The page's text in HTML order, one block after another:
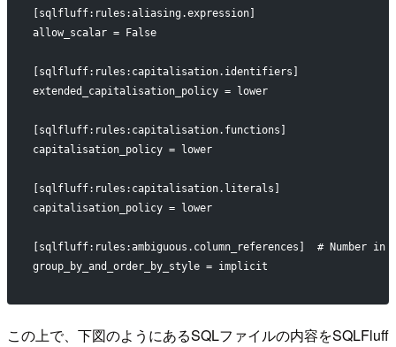
[sqlfluff:rules:aliasing.expression]
allow_scalar = False
[sqlfluff:rules:capitalisation.identifiers]
extended_capitalisation_policy = lower
[sqlfluff:rules:capitalisation.functions]
capitalisation_policy = lower
[sqlfluff:rules:capitalisation.literals]
capitalisation_policy = lower
[sqlfluff:rules:ambiguous.column_references]  # Number in
group_by_and_order_by_style = implicit
この上で、下図のようにあるSQLファイルの内容をSQLFluff